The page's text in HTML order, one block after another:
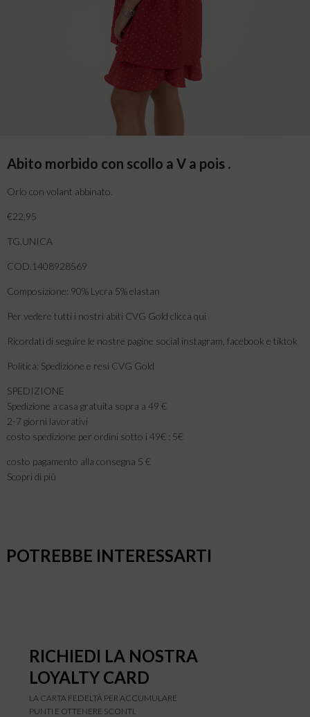
Abito morbido con scollo a V a pois .
Orlo con volant abbinato.
€22,95
TG.UNICA
COD.1408928569
Composizione: 90% Lycra 5% elastan
Per vedere tutti i nostri abiti CVG Gold clicca qui
Ricordati di seguire le nostre pagine social instagram, facebook e tiktok
Politica: Spedizione e resi CVG Gold
SPEDIZIONE
Spedizione a casa gratuita sopra a 49 €
2-7 giorni lavorativi
costo spedizione per ordini sotto i 49€ : 5€
costo pagamento alla consegna 5 €
Scopri di più
POTREBBE INTERESSARTI
RICHIEDI LA NOSTRA
LOYALTY CARD
LA CARTA FEDELTÀ PER ACCUMULARE
PUNTI E OTTENERE SCONTI.